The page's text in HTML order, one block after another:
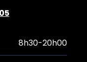
8h30-20h00